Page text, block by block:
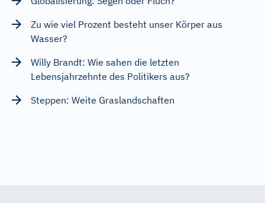
Zu wie viel Prozent besteht unser Körper aus
Wasser?
Willy Brandt: Wie sahen die letzten
Lebensjahrzehnte des Politikers aus?
Steppen: Weite Graslandschaften